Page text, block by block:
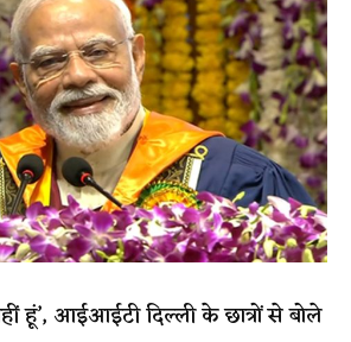
हूं’, आईआईटी दिल्ली के छात्रों से बोले